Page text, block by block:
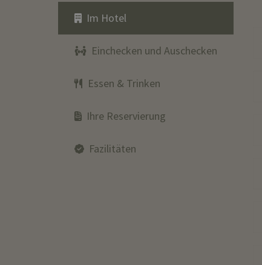
Im Hotel
Einchecken und Auschecken
Essen & Trinken
Ihre Reservierung
Fazilitäten